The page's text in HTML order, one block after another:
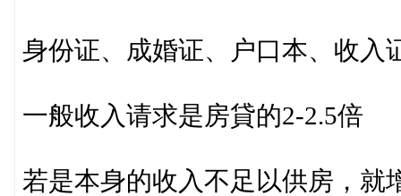
身份证、成婚证、户口本、收入
一般收入请求是房貸的2-2.5倍
若是本身的收入不足以供房，就